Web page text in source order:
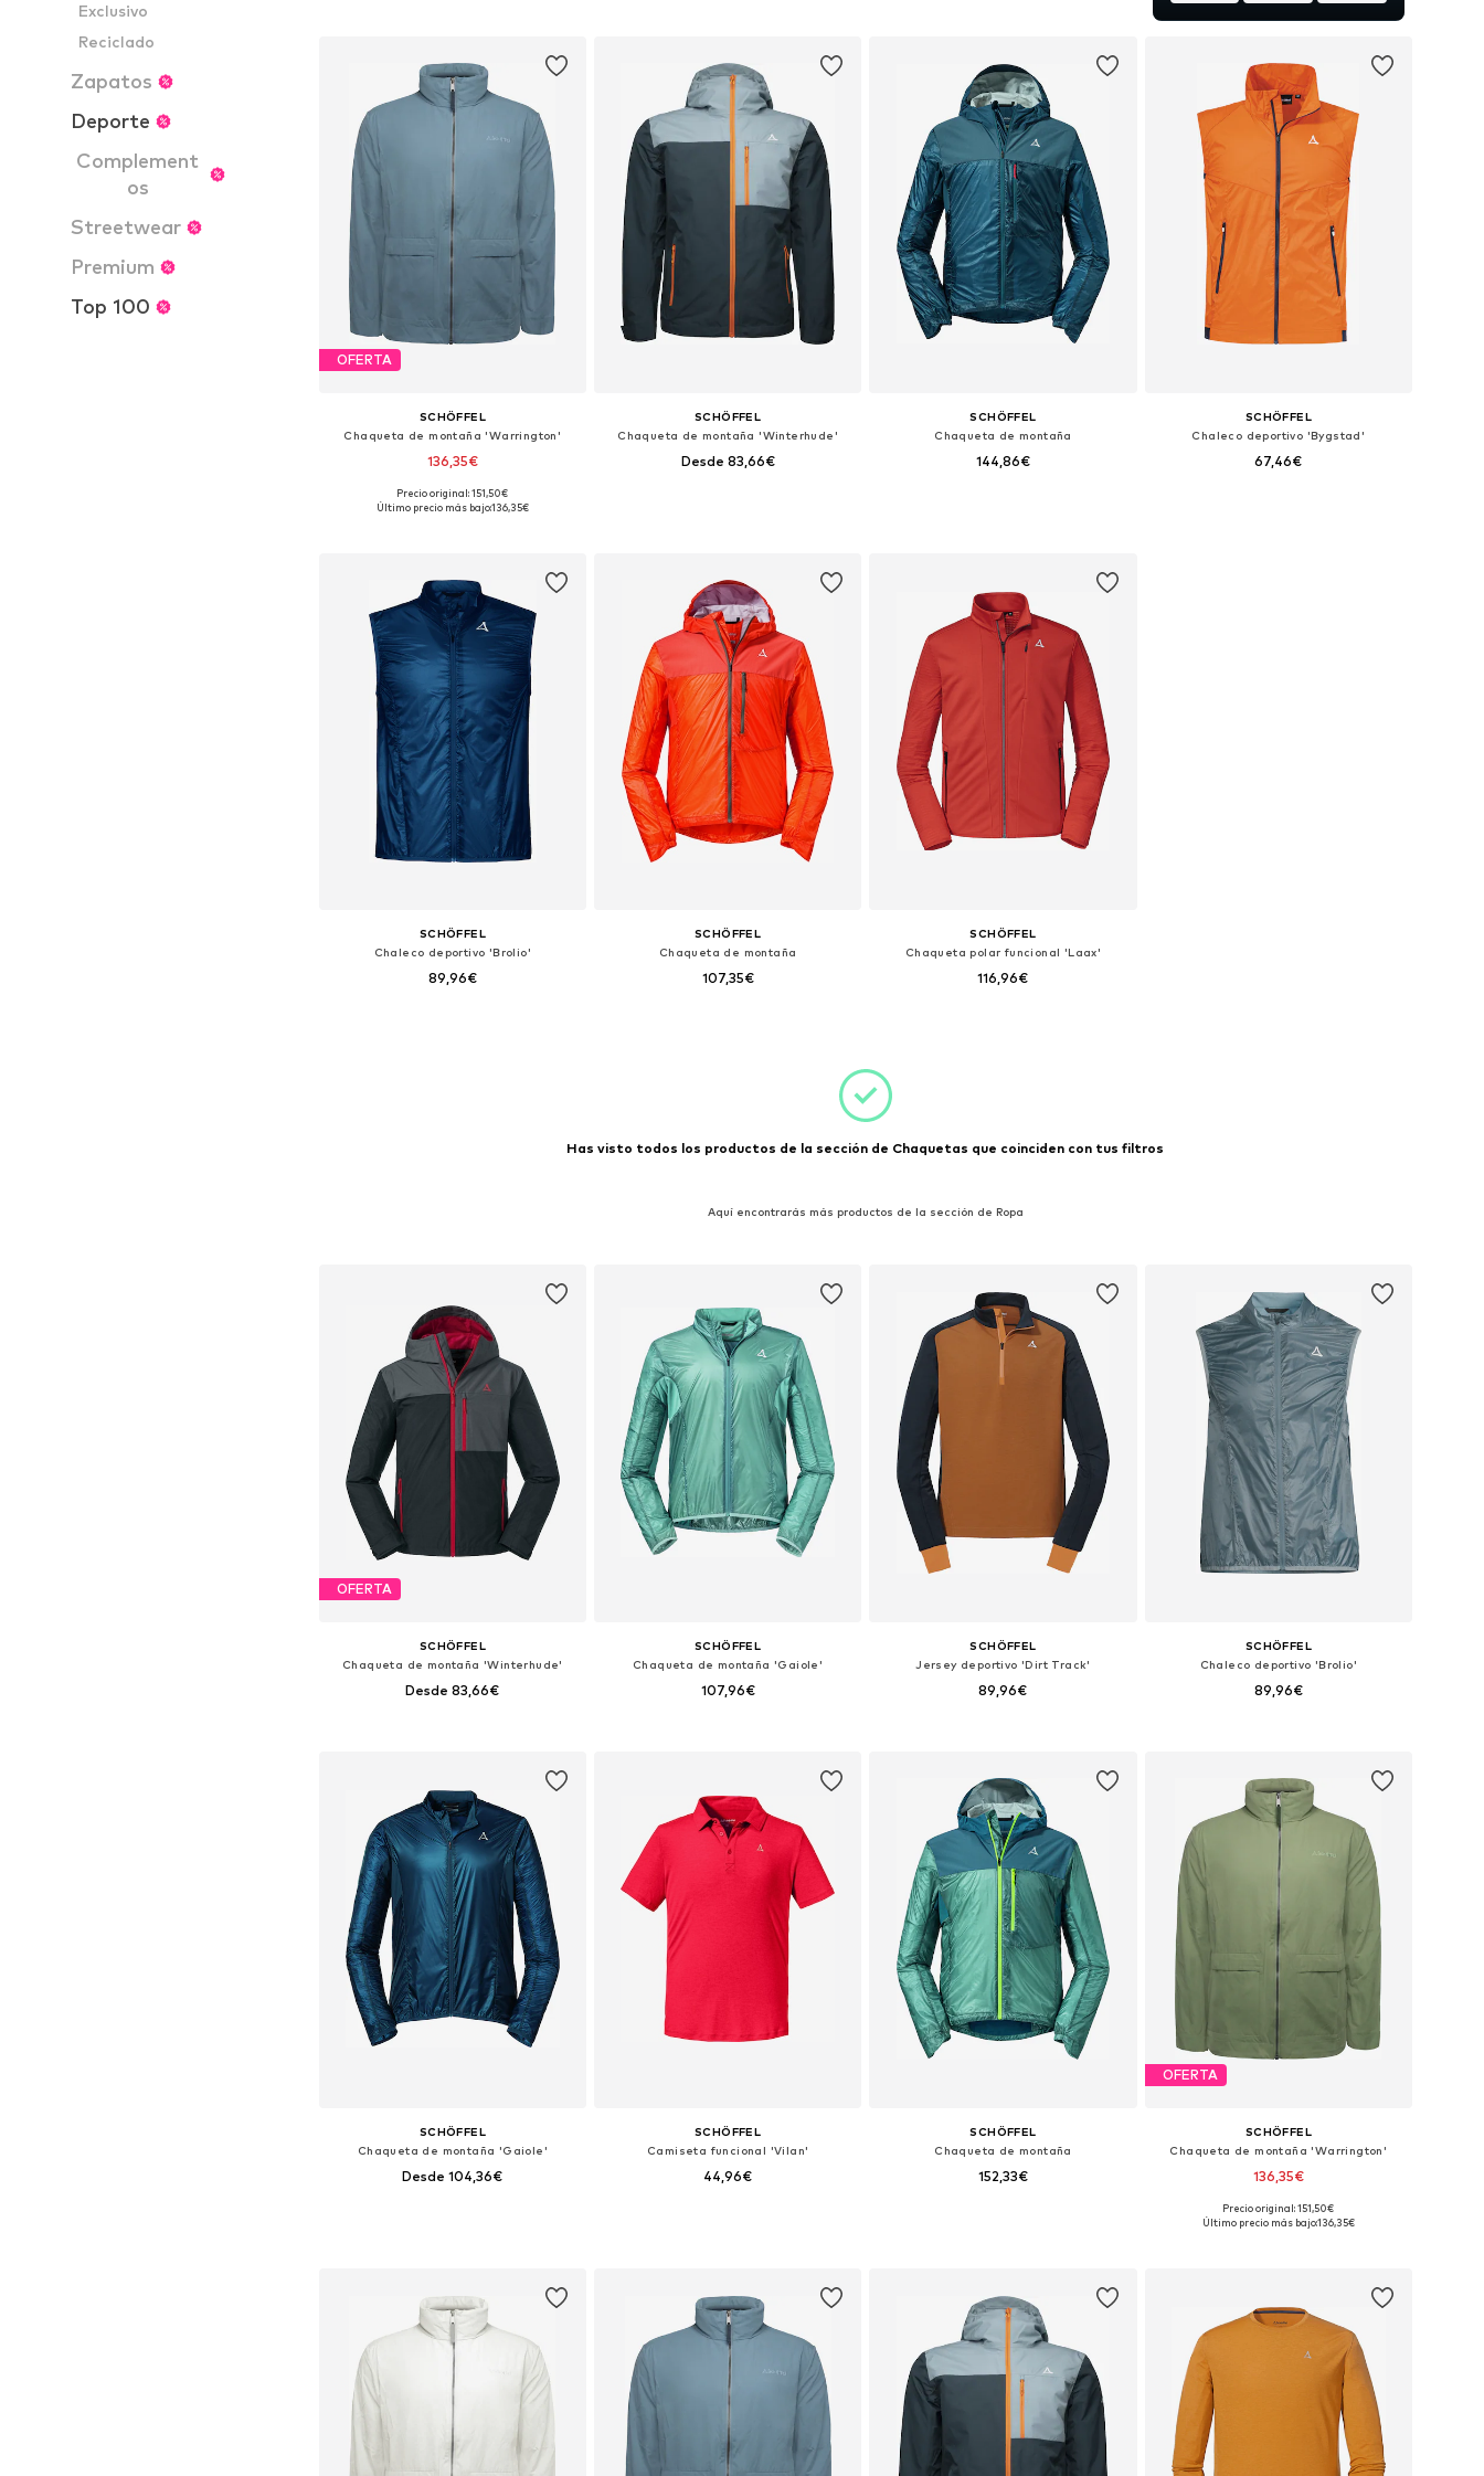
Exclusivo
Reciclado
Zapatos
Deporte
Complement
os
Streetwear
Premium
Top 100
OFERTA
SCHÖFFEL
Chaqueta de montaña 'Warrington'
136,35€
Tallas disponibles: M-L
Precio original: 151,50€
Último precio más bajo:136,35€
SCHÖFFEL
Chaqueta de montaña 'Winterhude'
Desde 83,66€
SCHÖFFEL
Chaqueta de montaña
144,86€
SCHÖFFEL
Chaleco deportivo 'Bygstad'
67,46€
SCHÖFFEL
Chaleco deportivo 'Brolio'
89,96€
SCHÖFFEL
Chaqueta de montaña
107,35€
SCHÖFFEL
Chaqueta polar funcional 'Laax'
116,96€
Has visto todos los productos de la sección de Chaquetas que coinciden con tus filtros
Aquí encontrarás más productos de la sección de Ropa
OFERTA
SCHÖFFEL
Chaqueta de montaña 'Winterhude'
Desde 83,66€
SCHÖFFEL
Chaqueta de montaña 'Gaiole'
107,96€
SCHÖFFEL
Jersey deportivo 'Dirt Track'
89,96€
SCHÖFFEL
Chaleco deportivo 'Brolio'
89,96€
SCHÖFFEL
Chaqueta de montaña 'Gaiole'
Desde 104,36€
SCHÖFFEL
Camiseta funcional 'Vilan'
44,96€
SCHÖFFEL
Chaqueta de montaña
152,33€
OFERTA
SCHÖFFEL
Chaqueta de montaña 'Warrington'
136,35€
Tallas disponibles: M-L
Precio original: 151,50€
Último precio más bajo:136,35€